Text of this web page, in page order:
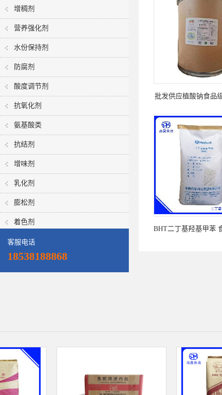
增稠剂
营养强化剂
水份保持剂
防腐剂
酸度调节剂
抗氧化剂
氨基酸类
抗结剂
增味剂
乳化剂
膨松剂
着色剂
客服电话
18538188868
批发供应植酸钠食品
BHT二丁基羟基甲苯